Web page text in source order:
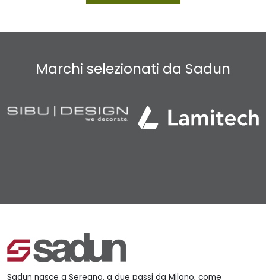
Marchi selezionati da Sadun
Sadun nasce a Seregno, a due passi da Milano, come